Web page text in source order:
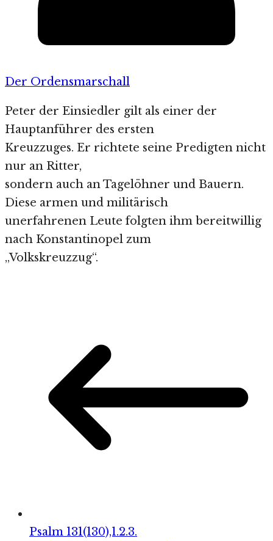
Der Ordensmarschall
Peter der Einsiedler gilt als einer der
Hauptanführer des ersten
Kreuzzuges. Er richtete seine Predigten nicht
nur an Ritter,
sondern auch an Tagelöhner und Bauern.
Diese armen und militärisch
unerfahrenen Leute folgten ihm bereitwillig
nach Konstantinopel zum
„Volkskreuzzug“.
Psalm 131(130),1.2.3.